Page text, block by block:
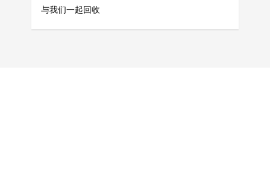
与我们一起回收